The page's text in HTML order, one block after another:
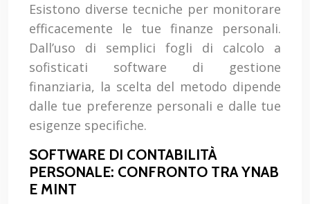
Esistono diverse tecniche per monitorare
efficacemente le tue finanze personali.
Dall’uso di semplici fogli di calcolo a
sofisticati software di gestione
finanziaria, la scelta del metodo dipende
dalle tue preferenze personali e dalle tue
esigenze specifiche.
SOFTWARE DI CONTABILITÀ
PERSONALE: CONFRONTO TRA YNAB
E MINT